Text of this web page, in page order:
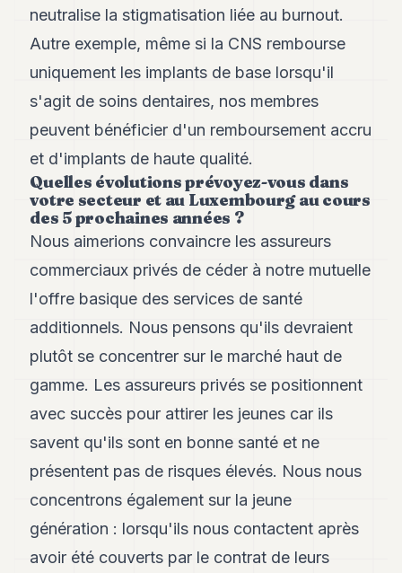
ENTREPRISES
ASSOCIATIONS
CONTACT
S'ABONNER
FR
neutralise la stigmatisation liée au burnout.
Autre exemple, même si la CNS rembourse
uniquement les implants de base lorsqu'il
s'agit de soins dentaires, nos membres
peuvent bénéficier d'un remboursement accru
et d'implants de haute qualité.
Quelles évolutions prévoyez-vous dans
votre secteur et au Luxembourg au cours
des 5 prochaines années ?
Nous aimerions convaincre les assureurs
commerciaux privés de céder à notre mutuelle
l'offre basique des services de santé
additionnels. Nous pensons qu'ils devraient
plutôt se concentrer sur le marché haut de
gamme. Les assureurs privés se positionnent
avec succès pour attirer les jeunes car ils
savent qu'ils sont en bonne santé et ne
présentent pas de risques élevés. Nous nous
concentrons également sur la jeune
génération : lorsqu'ils nous contactent après
avoir été couverts par le contrat de leurs